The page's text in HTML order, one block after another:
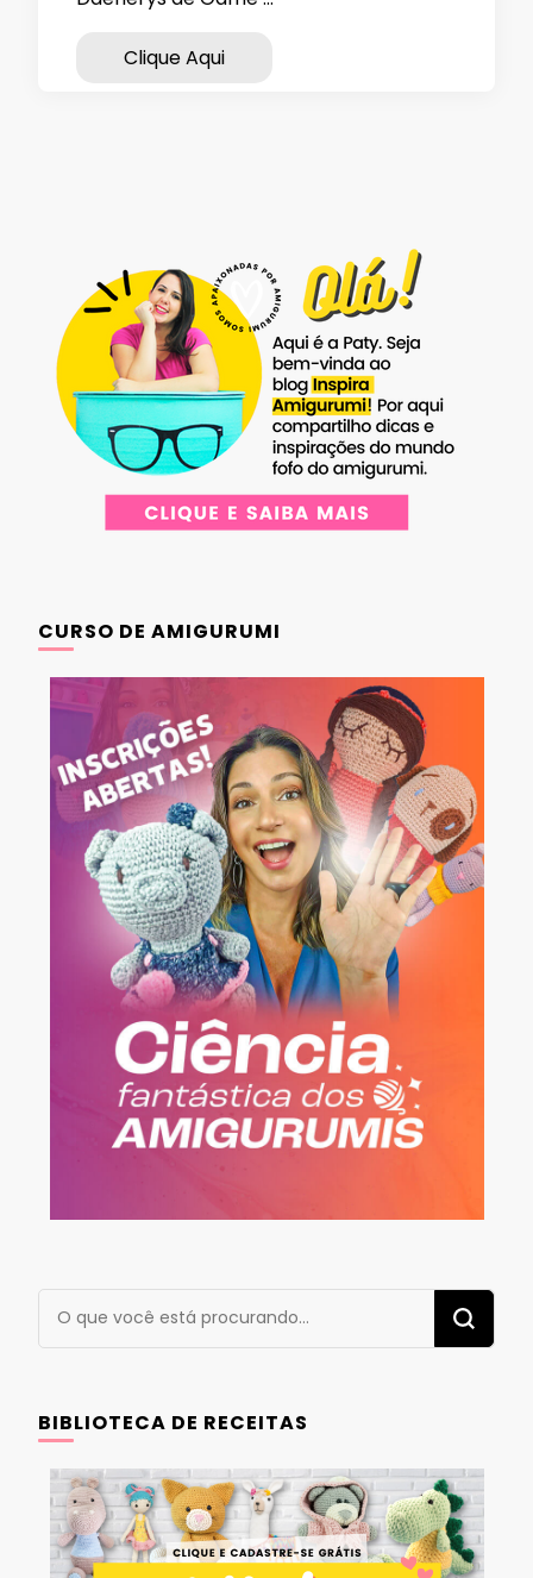
Clique Aqui
CURSO DE AMIGURUMI
Procurando
algo?
BIBLIOTECA DE RECEITAS